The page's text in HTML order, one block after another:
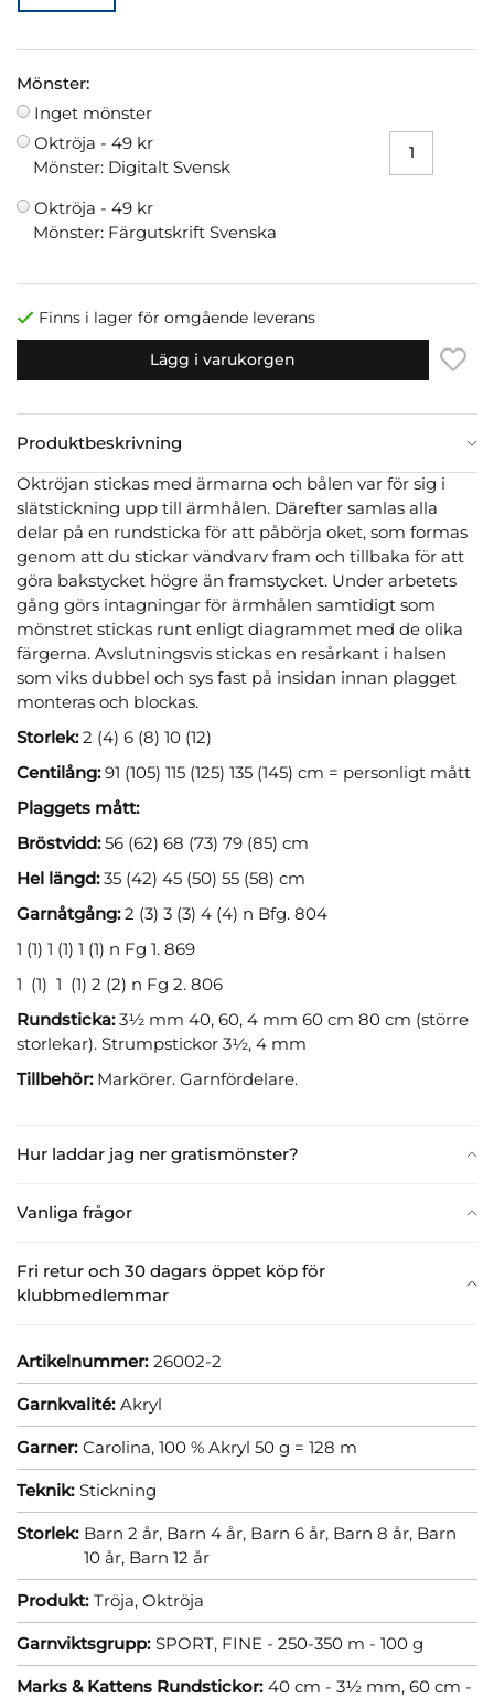
Mönster:
Inget mönster
Oktröja - 49 kr
Mönster: Digitalt Svensk
Oktröja - 49 kr
Mönster: Färgutskrift Svenska
Finns i lager för omgående leverans
Lägg i varukorgen
Produktbeskrivning
Hur laddar jag ner gratismönster?
Vanliga frågor
Fri retur och 30 dagars öppet köp för
klubbmedlemmar
Oktröjan stickas med ärmarna och bålen var för sig i
slätstickning upp till ärmhålen. Därefter samlas alla
delar på en rundsticka för att påbörja oket, som formas
genom att du stickar vändvarv fram och tillbaka för att
göra bakstycket högre än framstycket. Under arbetets
gång görs intagningar för ärmhålen samtidigt som
mönstret stickas runt enligt diagrammet med de olika
färgerna. Avslutningsvis stickas en resårkant i halsen
som viks dubbel och sys fast på insidan innan plagget
monteras och blockas.
Storlek:2 (4) 6 (8) 10 (12)
Centilång:91 (105) 115 (125) 135 (145) cm = personligt mått
Plaggets mått:
Bröstvidd:56 (62) 68 (73) 79 (85) cm
Hel längd:35 (42) 45 (50) 55 (58) cm
Garnåtgång:2 (3) 3 (3) 4 (4) n Bfg. 804
1 (1) 1 (1) 1 (1) n Fg 1. 869
1 (1) 1 (1) 2 (2) n Fg 2. 806
Rundsticka:3½ mm 40, 60, 4 mm 60 cm 80 cm (större
storlekar). Strumpstickor 3½, 4 mm
Tillbehör: Markörer. Garnfördelare.
Artikelnummer: 26002-2
Garnkvalité: Akryl
Garner: Carolina, 100 % Akryl 50 g = 128 m
Teknik: Stickning
Storlek: Barn 2 år, Barn 4 år, Barn 6 år, Barn 8 år, Barn
10 år, Barn 12 år
Produkt: Tröja, Oktröja
Garnviktsgrupp: SPORT, FINE - 250-350 m - 100 g
Marks & Kattens Rundstickor: 40 cm - 3½ mm, 60 cm -